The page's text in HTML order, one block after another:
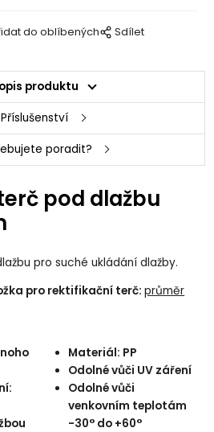
do oblíbených Sdílet
produktu
Příslušenství
poradit?
pod dlažbu
pro suché ukládání dlažby.
pro rektifikační terč:průměr
Materiál: PP
Odolné vůči UV záření
Odolné vůči
venkovním teplotám
-30° do +60°